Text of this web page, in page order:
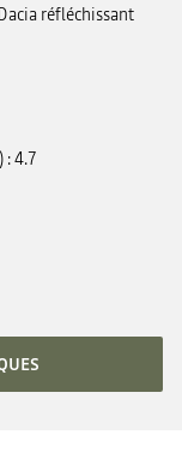
réfléchissant
4.7